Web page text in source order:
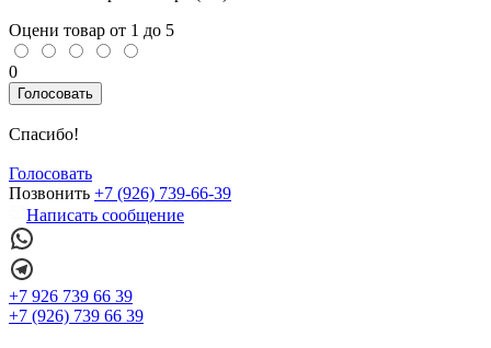
Оцени товар от 1 до 5
0
Голосовать
Спасибо!
Голосовать
Позвонить +7 (926) 739-66-39
Написать сообщение
+7 926 739 66 39
+7 (926) 739 66 39